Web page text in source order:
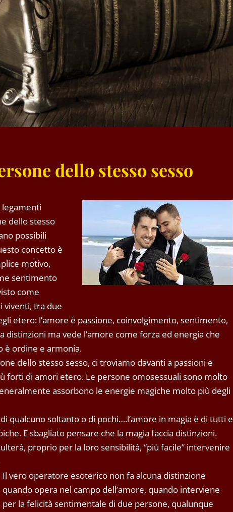
dello stesso sesso
dello stesso
possibili
concetto è
motivo,
sentimento
come
viventi, tra due
etero: l’amore è passione, coinvolgimento, sentimento,
ma vede l’amore come forza ed energia che
è ordine e armonia.
dello stesso sesso, ci troviamo davanti a passioni e
forti di amori etero. Le persone omosessuali sono molto
assorbono le energie magiche molto più degli
qualcuno soltanto o di pochi….l’amore in magia è di tutti e
E sbagliato pensare che la magia faccia distinzioni.
proprio per la loro sensibilità, “più facile” intervenire
Il vero operatore esoterico non fa alcuna distinzione
quando opera nel campo dell’amore, quando interviene
per la felicità sentimentale di due persone, qualunque